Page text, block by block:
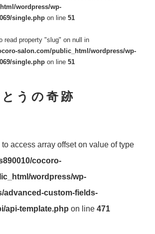
wordpress/wp-
single.php on line51
read property "slug" on null in
salon.com/public_html/wordpress/wp-
single.php on line51
うの奇跡
to access array offset on value of type
cocoro-
wordpress/wp-
advanced-custom-fields-
api-template.php on line471